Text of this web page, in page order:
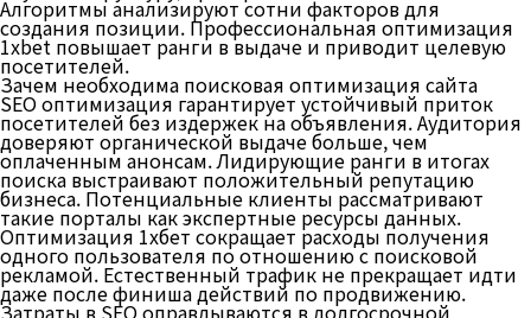
Алгоритмы анализируют сотни факторов для
создания позиции. Профессиональная оптимизация
1xbet повышает ранги в выдаче и приводит целевую
посетителей.
Зачем необходима поисковая оптимизация сайта
SEO оптимизация гарантирует устойчивый приток
посетителей без издержек на объявления. Аудитория
доверяют органической выдаче больше, чем
оплаченным анонсам. Лидирующие ранги в итогах
поиска выстраивают положительный репутацию
бизнеса. Потенциальные клиенты рассматривают
такие порталы как экспертные ресурсы данных.
Оптимизация 1хбет сокращает расходы получения
одного пользователя по отношению с поисковой
рекламой. Естественный трафик не прекращает идти
даже после финиша действий по продвижению.
Затраты в SEO оправдываются в долгосрочной